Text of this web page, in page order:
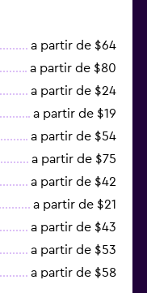
a partir de $64
a partir de $80
a partir de $24
a partir de $19
a partir de $54
a partir de $75
a partir de $42
a partir de $21
a partir de $43
a partir de $53
a partir de $58